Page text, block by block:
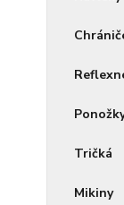
Tričká
Mikiny